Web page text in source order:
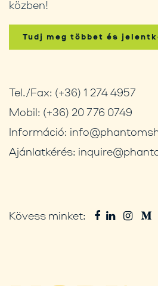
közben!
Tudj meg többet és
Tel./Fax: (+36) 1 274 4957
Mobil: (+36) 20 776 0749
Információ:
Ajánlatkérés:
Kövess minket: